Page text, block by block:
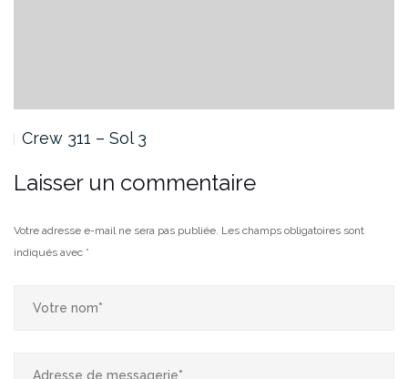
Crew 311 – Sol 3
Laisser un commentaire
Votre adresse e-mail ne sera pas publiée. Les champs obligatoires sont
indiqués avec *